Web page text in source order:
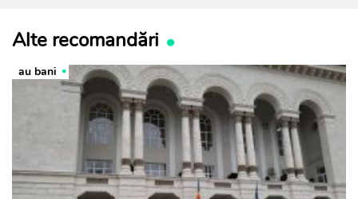
Alte recomandări
au bani